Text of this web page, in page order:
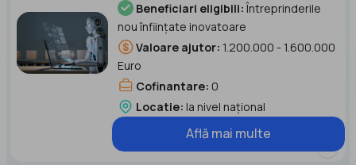
Beneficiari eligibili:Întreprinderile
nou înființate inovatoare
Valoare ajutor: 1.200.000 - 1.600.000
Euro
Cofinantare: 0
Locatie: la nivel național
Află mai multe